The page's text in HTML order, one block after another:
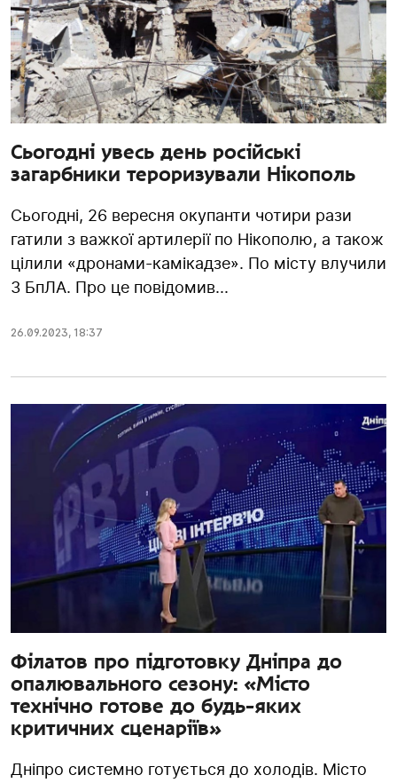
Сьогодні увесь день російські
загарбники тероризували Нікополь
Сьогодні, 26 вересня окупанти чотири рази
гатили з важкої артилерії по Нікополю, а також
цілили «дронами-камікадзе». По місту влучили
3 БпЛА. Про це повідомив...
26.09.2023, 18:37
Філатов про підготовку Дніпра до
опалювального сезону: «Місто
технічно готове до будь-яких
критичних сценаріїв»
Дніпро системно готується до холодів. Місто